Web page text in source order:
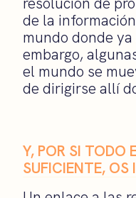
de la
mundo donde
embargo,
el mundo se
de dirigirse allí
Y, POR SI TODO
SUFICIENTE, OS